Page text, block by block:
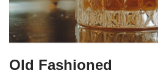
Old Fashioned